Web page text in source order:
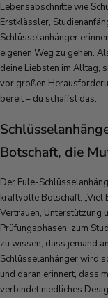
Lebensabschnitte wie
Erstklässler,
Schlüsselanhänger
eigenen Weg zu gehen.
deine Liebsten im Alltag,
vor großen
bereit – du schaffst das.
Botschaft, die
Der Eule-
kraftvolle Botschaft: „Viel
Vertrauen, Unterstützung
Prüfungsphasen, zum
zu wissen, dass jemand
Schlüsselanhänger wird
und daran erinnert, dass
verbindet niedliches